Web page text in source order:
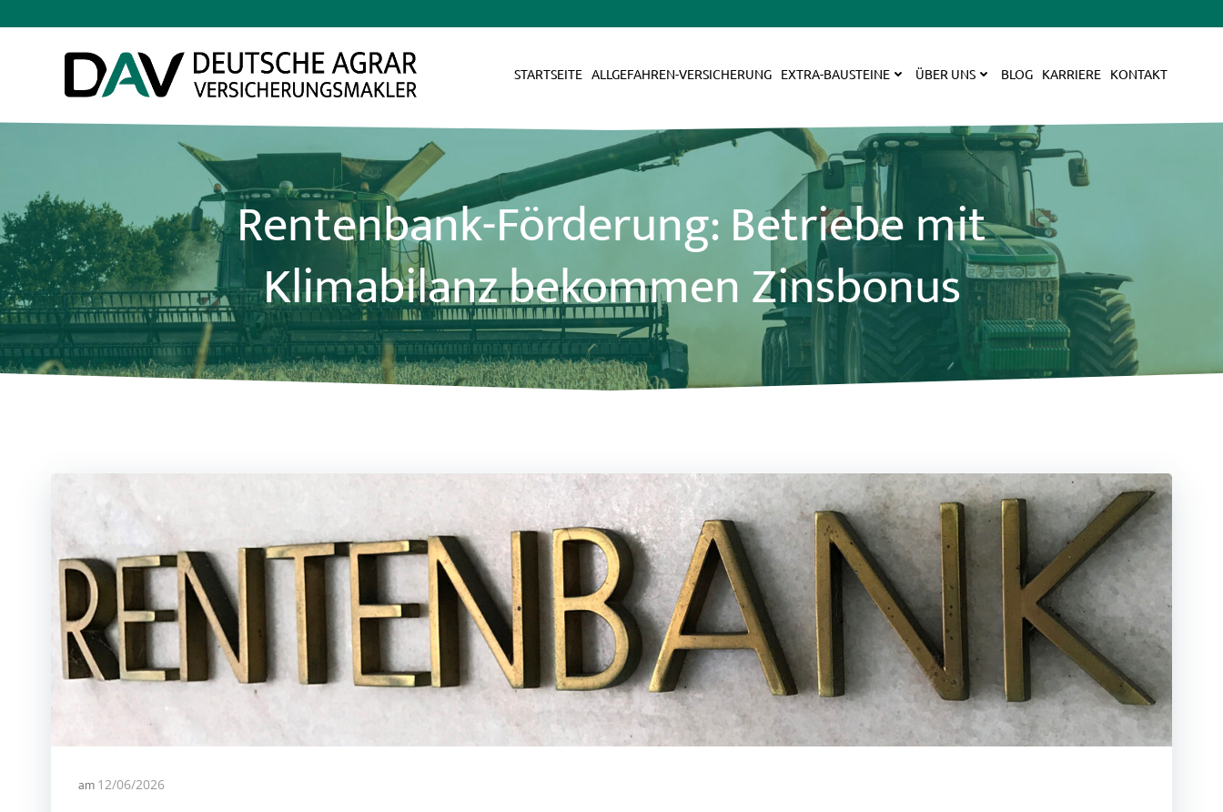
Inhalt
STARTSEITE ALLGEFAHREN-VERSICHERUNG EXTRA-BAUSTEINE ÜBER UNS BLOG KARRIERE KONTAKT
Rentenbank-Förderung: Betriebe mit
Klimabilanz bekommen Zinsbonus
am 12/06/2026